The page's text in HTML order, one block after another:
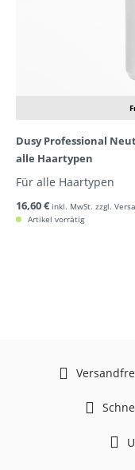
Dusy Professional
alle Haartypen
Für alle Haartypen
16,60 € inkl. MwSt. zzgl.
Artikel vorrätig